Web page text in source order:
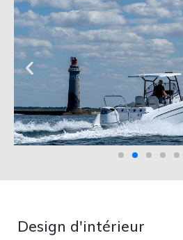
Design d'intérieur